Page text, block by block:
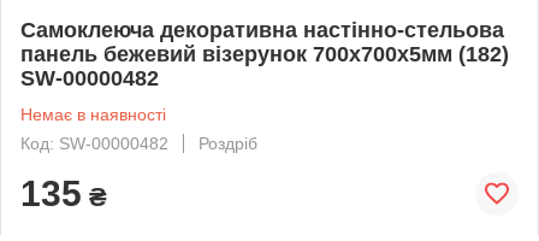
Самоклеюча декоративна настінно-стельова
панель бежевий візерунок 700x700x5мм (182)
SW-00000482
Немає в наявності
Код: SW-00000482
Роздріб
135 ₴